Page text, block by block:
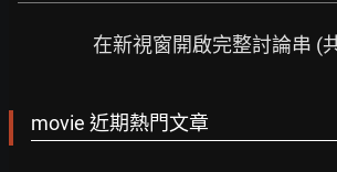
在新視窗開啟完整討論串 (
movie 近期熱門文章